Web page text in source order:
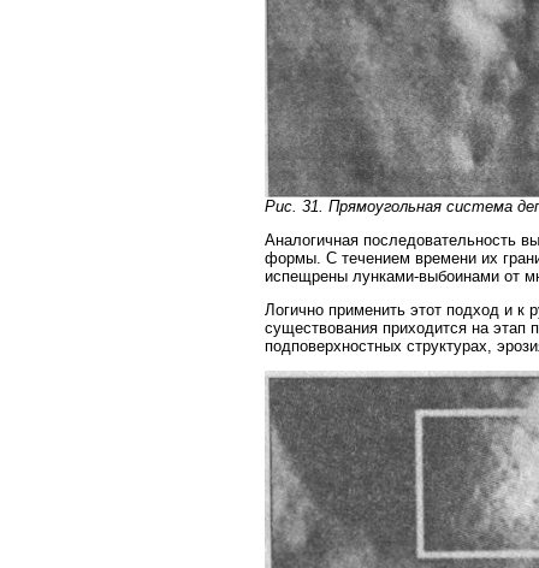
Рис. 31. Прямоугольная система
Аналогичная последовательность
формы. С течением времени их
испещрены лунками-выбоинами от
Логично применить этот подход и
существования приходится на этап
подповерхностных структурах,